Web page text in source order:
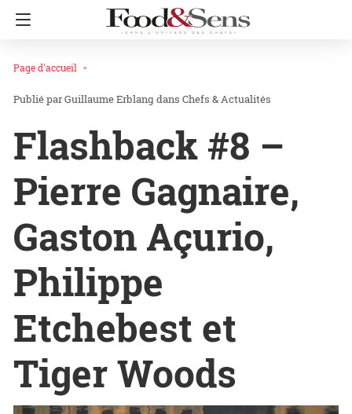
Page d'accueil
Guillaume Erblang dans Chefs & Actualités
Flashback #8 –
Pierre Gagnaire,
Gaston Açurio,
Philippe
Etchebest et
Tiger Woods